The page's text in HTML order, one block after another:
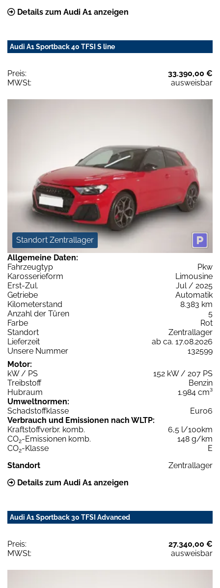
Details zum Audi A1 anzeigen
Audi A1 Sportback 40 TFSI S line
Preis:
33.390,00 €
MWSt:
ausweisbar
Standort Zentrallager
Allgemeine Daten:
Fahrzeugtyp
Pkw
Karosserieform
Limousine
Erst-Zul.
Jul / 2025
Getriebe
Automatik
Kilometerstand
8.383 km
Anzahl der Türen
5
Farbe
Rot
Standort
Zentrallager
Lieferzeit
ab ca. 17.08.2026
Unsere Nummer
132599
Motor:
kW / PS
152 kW / 207 PS
Treibstoff
Benzin
Hubraum
1.984 cm³
Umweltnormen:
Schadstoffklasse
Euro6
Verbrauch und Emissionen nach WLTP:
Kraftstoffverbr. komb.
6,5 l/100km
CO2-Emissionen komb.
148 g/km
CO2-Klasse
E
Standort
Zentrallager
Details zum Audi A1 anzeigen
Audi A1 Sportback 30 TFSI Advanced
Preis:
27.340,00 €
MWSt:
ausweisbar